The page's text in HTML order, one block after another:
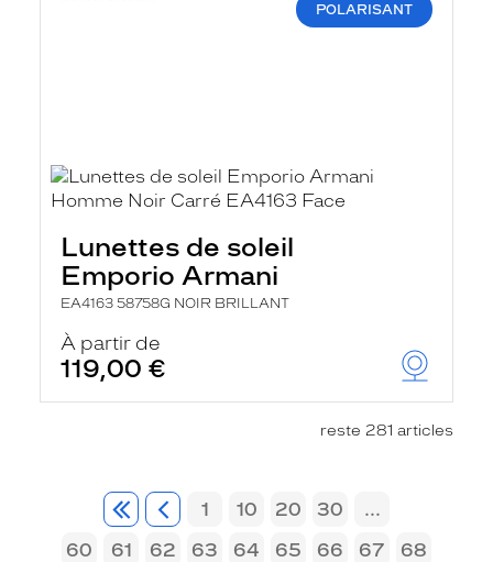
POLARISANT
Lunettes de soleil
Emporio Armani
EA4163 58758G NOIR BRILLANT
À partir de
119,00 €
reste 281 articles
1 10 20 30
...
60
61 62 63 64 65 66 67
68